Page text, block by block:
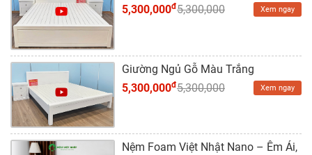
Dự
Án
Kiến
Thức
Liên
Hệ
5,300,000đ5,300,000 Xem ngay
Giường Ngủ Gỗ Màu Trắng
5,300,000đ5,300,000 Xem ngay
Nệm Foam Việt Nhật Nano – Êm Ái,